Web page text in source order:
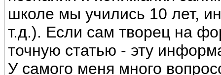
школе мы учились 10 лет,
т.д.). Если сам творец на
точную статью - эту
У самого меня много